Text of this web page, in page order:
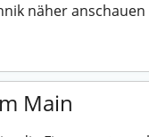
näher anschauen
Main